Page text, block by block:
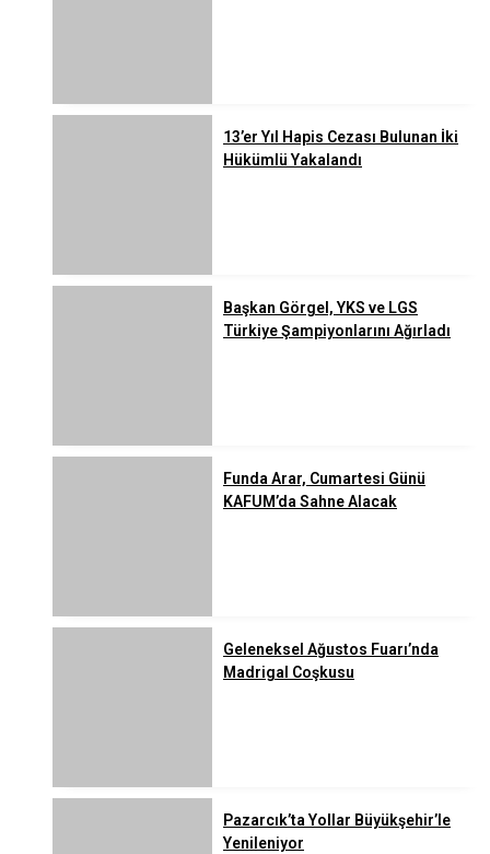
13’er Yıl Hapis Cezası Bulunan İki
Hükümlü Yakalandı
Başkan Görgel, YKS ve LGS
Türkiye Şampiyonlarını Ağırladı
Funda Arar, Cumartesi Günü
KAFUM’da Sahne Alacak
Geleneksel Ağustos Fuarı’nda
Madrigal Coşkusu
Pazarcık’ta Yollar Büyükşehir’le
Yenileniyor